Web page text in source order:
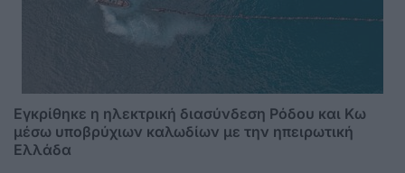
Εγκρίθηκε η ηλεκτρική διασύνδεση Ρόδου και Κω
μέσω υποβρύχιων καλωδίων με την ηπειρωτική
Ελλάδα